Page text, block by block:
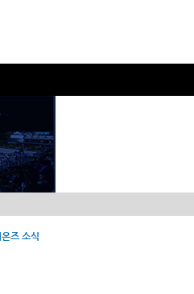
온즈 소식